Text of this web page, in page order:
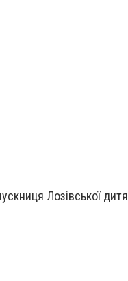
Лозівської